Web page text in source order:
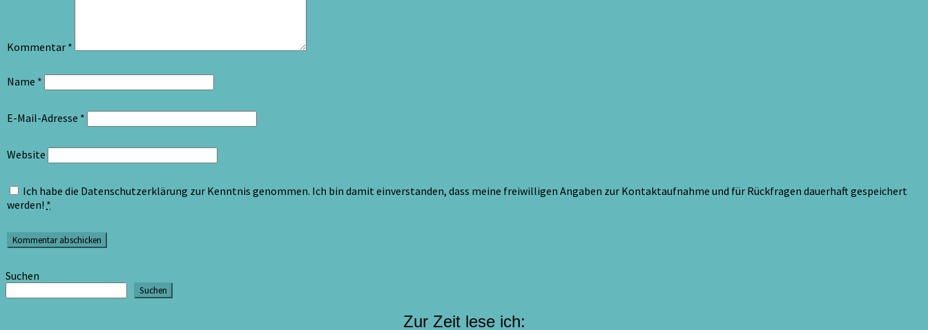
Kommentar *
Name *
E-Mail-Adresse *
Website
Ich habe die Datenschutzerklärung zur Kenntnis genommen. Ich bin damit einverstanden, dass meine freiwilligen Angaben zur Kontaktaufnahme und für Rückfragen dauerhaft gespeichert
werden! *
Suchen
Suchen
Zur Zeit lese ich: